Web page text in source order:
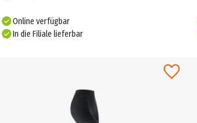
Online verfügbar
In die Filiale lieferbar